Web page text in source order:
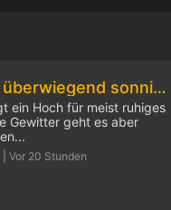
Am Samstag überwiegend sonnig und sommerlich warm
Vor 20 Stunden
ein Hoch für meist ruhiges
Gewitter geht es aber